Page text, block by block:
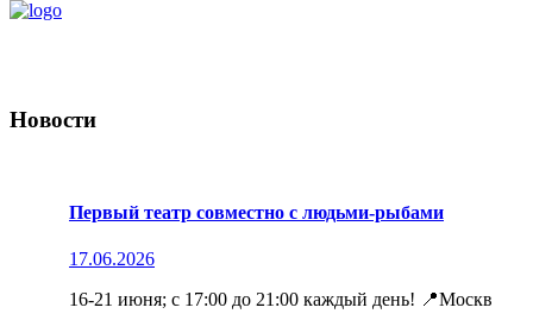
Новости
Первый театр совместно с людьми-рыбами
17.06.2026
16-21 июня; с 17:00 до 21:00 каждый день! 📍Москв